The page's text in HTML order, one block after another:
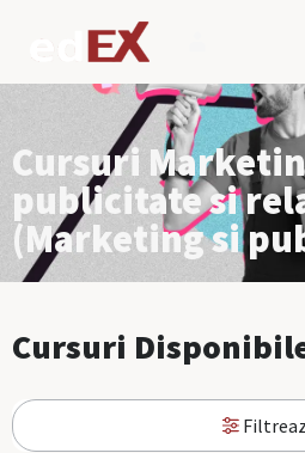
Cursuri
publicitate si
(Marketing si
Cursuri